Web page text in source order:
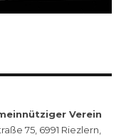
Verein
75, 6991 Riezlern,